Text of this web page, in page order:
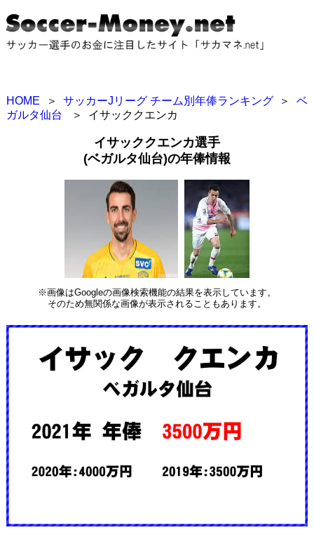
HOME ＞ サッカーJリーグ チーム別年俸ランキング ＞
ベ
ガルタ仙台
＞ イサッククエンカ
イサッククエンカ選手
(ベガルタ仙台)の年俸情報
※画像はGoogleの画像検索機能の結果を表示しています。
そのため無関係な画像が表示されることもあります。